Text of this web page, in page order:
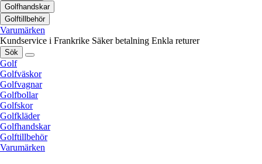
Golfhandskar
Golftillbehör
Varumärken
Kundservice i Frankrike Säker betalning Enkla returer
Sök
Golf
Golfväskor
Golfvagnar
Golfbollar
Golfskor
Golfkläder
Golfhandskar
Golftillbehör
Varumärken